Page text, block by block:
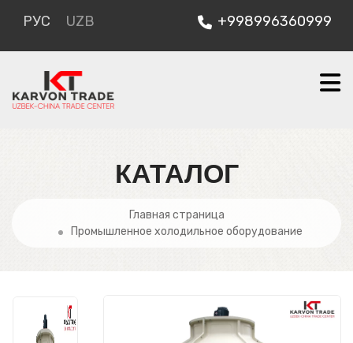
РУС UZB +998996360999
КАТАЛОГ
Главная страница
Промышленное холодильное оборудование